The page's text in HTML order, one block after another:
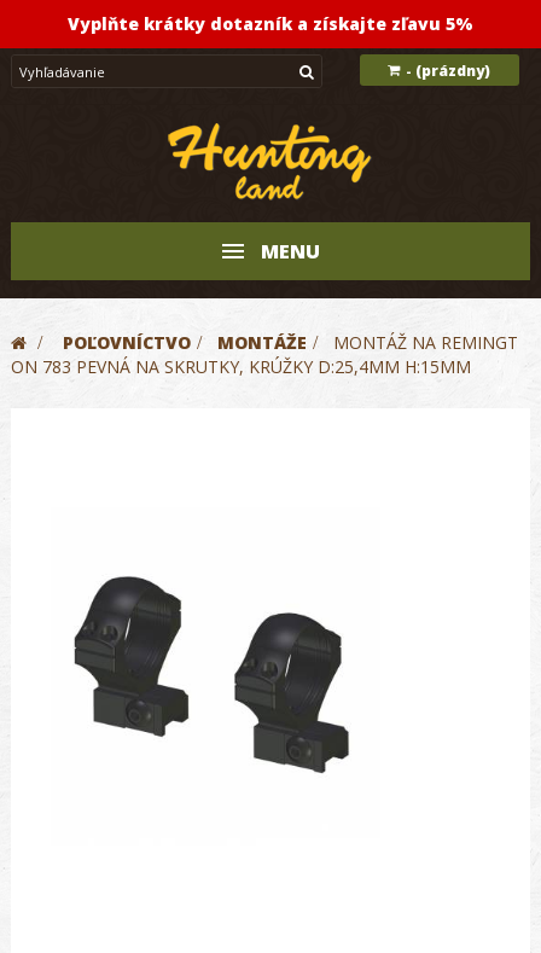
Vyplňte krátky dotazník a získajte zľavu 5%
- (prázdny)
MENU
> POĽOVNÍCTVO > MONTÁŽE >
MONTÁŽ NA REMINGT
ON 783 PEVNÁ NA SKRUTKY, KRÚŽKY D:25,4MM H:15MM